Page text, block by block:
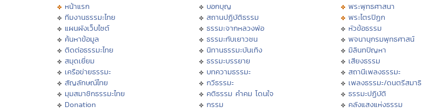
หน้าแรก
ทีมงานธรรมะไทย
แผนผังเว็บไซต์
ค้นหาข้อมูล
ติดต่อธรรมะไทย
สมุดเยี่ยม
เครือข่ายธรรมะ
สัญลักษณ์ไทย
มุมสมาชิกธรรมะไทย
Donation
บอกบุญ
สถานปฏิบัติธรรม
ธรรมะจากหลวงพ่อ
ธรรมะกับเยาวชน
นิทานธรรมะบันเทิง
ธรรมะบรรยาย
บทความธรรมะ
กวีธรรมะ
คติธรรม คำคม โดนใจ
กรรม
พระพุทธศาสนา
พระไตรปิฏก
หัวข้อธรรม
พจนานุกรมพุทธศาสน์
มิลินทปัญหา
เสียงธรรม
สถานีเพลงธรรมะ
เพลงธรรมะ/ดนตรีสมาธิ
ธรรมะปฏิบัติ
คลังแสงแห่งธรรม